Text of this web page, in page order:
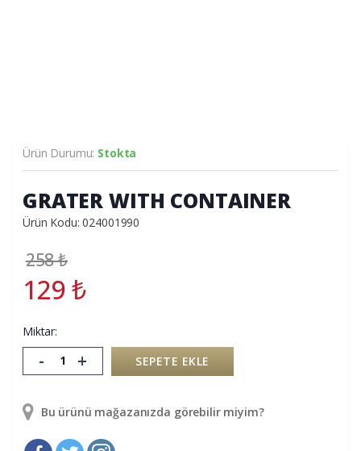
Ürün Durumu: Stokta
GRATER WITH CONTAINER
Ürün Kodu: 024001990
258₺
129₺
Miktar:
- + SEPETE EKLE
Bu ürünü mağazanızda görebilir miyim?